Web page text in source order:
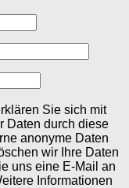
Sie sich mit
Daten durch diese
anonyme Daten
wir Ihre Daten
uns eine E-Mail an
Informationen